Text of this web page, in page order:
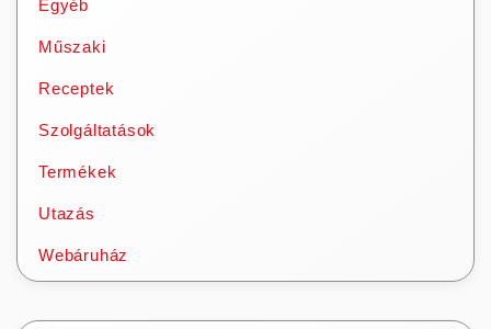
Egyéb
Műszaki
Receptek
Szolgáltatások
Termékek
Utazás
Webáruház